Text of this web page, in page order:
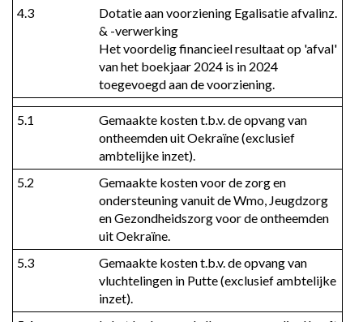
4.3
Dotatie aan voorziening Egalisatie afvalinz.
& -verwerking
Het voordelig financieel resultaat op 'afval'
van het boekjaar 2024 is in 2024
toegevoegd aan de voorziening.
5.1
Gemaakte kosten t.b.v. de opvang van
ontheemden uit Oekraïne (exclusief
ambtelijke inzet).
5.2
Gemaakte kosten voor de zorg en
ondersteuning vanuit de Wmo, Jeugdzorg
en Gezondheidszorg voor de ontheemden
uit Oekraïne.
5.3
Gemaakte kosten t.b.v. de opvang van
vluchtelingen in Putte (exclusief ambtelijke
inzet).